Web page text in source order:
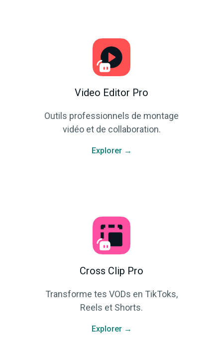
Video Editor Pro
Outils professionnels de montage
vidéo et de collaboration.
Explorer →
Cross Clip Pro
Transforme tes VODs en TikToks,
Reels et Shorts.
Explorer →